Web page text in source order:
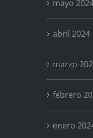
mayo
abril 2024
marzo
febrero
enero